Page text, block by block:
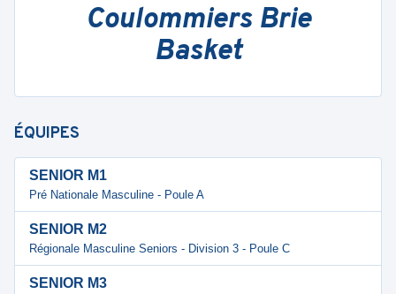
Coulommiers Brie
Basket
ÉQUIPES
SENIOR M1
Pré Nationale Masculine - Poule A
SENIOR M2
Régionale Masculine Seniors - Division 3 - Poule C
SENIOR M3